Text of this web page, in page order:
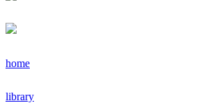
home
library